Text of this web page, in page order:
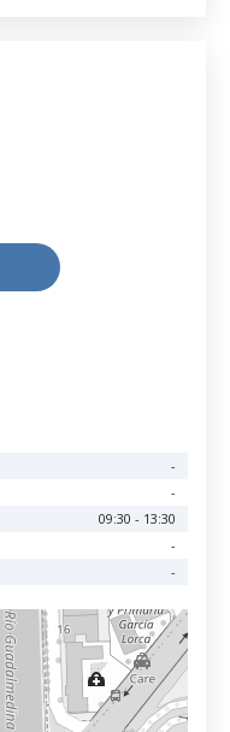
-
-
09:30 - 13:30
-
-